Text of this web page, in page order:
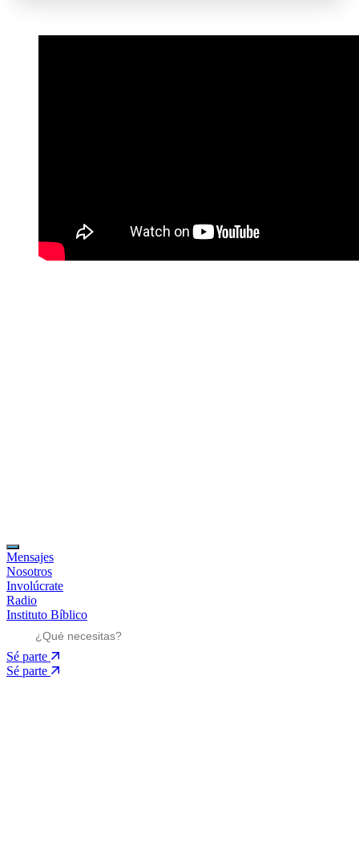
Mensajes
Nosotros
Involúcrate
Radio
Instituto Bíblico
Sé parte
Sé parte